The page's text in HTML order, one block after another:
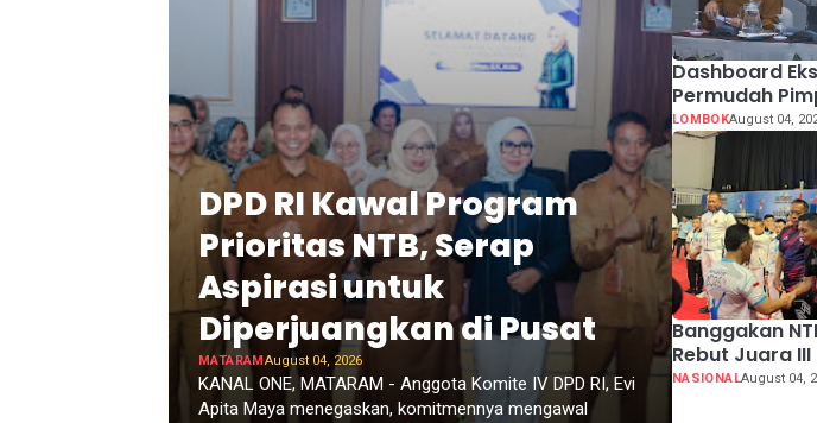
DPD RI Kawal Program
Prioritas NTB, Serap
Aspirasi untuk
Diperjuangkan di Pusat
MATARAMAugust 04, 2026
KANAL ONE, MATARAM - Anggota Komite IV DPD RI, Evi
Apita Maya menegaskan, komitmennya mengawal
Dashboard
Permudah
Kinerja
Secara Real-
LOMBOKAugust 04,
Banggakan
Rebut Juara
Cup 2026
NASIONALAugust 04,